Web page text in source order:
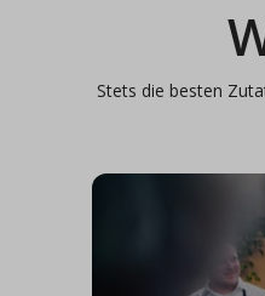
Stets die besten